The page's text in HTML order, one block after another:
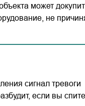
может
не
сигнал тревоги
если вы спите.